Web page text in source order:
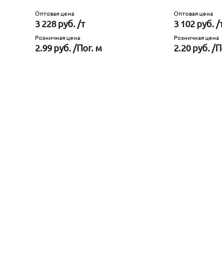
Оптовая цена
3 228 руб. /т
Розничная цена
2.99 руб. /Пог. м
Оптовая цена
3 102 руб. /
Розничная цена
2.20 руб. /